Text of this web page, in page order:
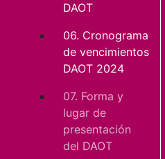
DAOT
06. Cronograma
de vencimientos
DAOT 2024
07. Forma y
lugar de
presentación
del DAOT